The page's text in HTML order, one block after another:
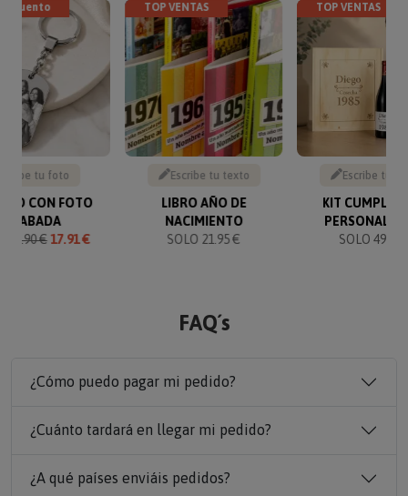
Sube tu foto
CON FOTO
GRABADA
19.90 €17.91 €
TOP VENTAS
Escribe tu texto
LIBRO AÑO DE
NACIMIENTO
SOLO 21.95 €
TOP VENTAS
Escribe tu
KIT
SOLO 49.90
FAQ´s
¿Cómo puedo pagar mi pedido?
¿Cuánto tardará en llegar mi pedido?
¿A qué países enviáis pedidos?